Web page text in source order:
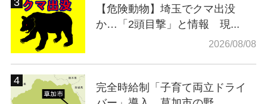
【危険動物】埼玉でクマ出没
か…「2頭目撃」と情報 現...
2026/08/08
完全時給制「子育て両立ドライ